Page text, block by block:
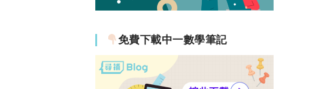
免費下載中一數學筆記